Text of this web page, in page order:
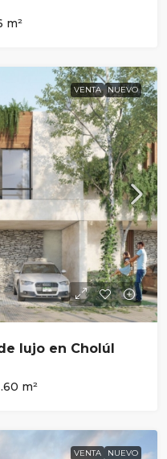
m²
VENTA NUEVO
lujo en Cholúl
m²
VENTA NUEVO